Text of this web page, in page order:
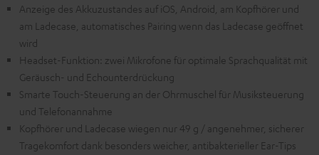
Anzeige des Akkuzustandes auf iOS, Android, am Kopfhörer und
am Ladecase, automatisches Pairing wenn das Ladecase geöffnet
wird
Headset-Funktion: zwei Mikrofone für optimale Sprachqualität mit
Geräusch- und Echounterdrückung
Smarte Touch-Steuerung an der Ohrmuschel für Musiksteuerung
und Telefonannahme
Kopfhörer und Ladecase wiegen nur 49 g / angenehmer, sicherer
Tragekomfort dank besonders weicher, antibakterieller Ear-Tips